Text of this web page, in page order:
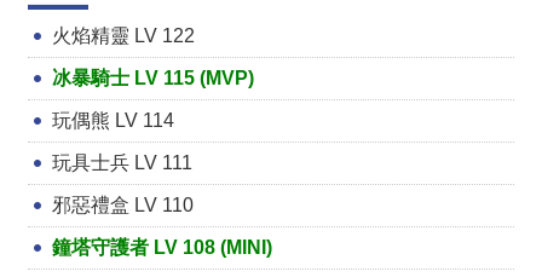
火焰精靈 LV 122
冰暴騎士 LV 115 (MVP)
玩偶熊 LV 114
玩具士兵 LV 111
邪惡禮盒 LV 110
鐘塔守護者 LV 108 (MINI)